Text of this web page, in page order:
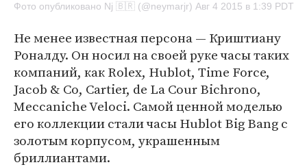
Фото опубликовано Nj 🇧🇷 (@neymarjr) Авг 4 2015 в 1:39 PDT
Не менее известная персона — Криштиану
Роналду. Он носил на своей руке часы таких
компаний, как Rolex, Hublot, Time Force,
Jacob & Co, Cartier, de La Cour Bichrono,
Meccaniche Veloci. Самой ценной моделью
его коллекции стали часы Hublot Big Bang с
золотым корпусом, украшенным
бриллиантами.